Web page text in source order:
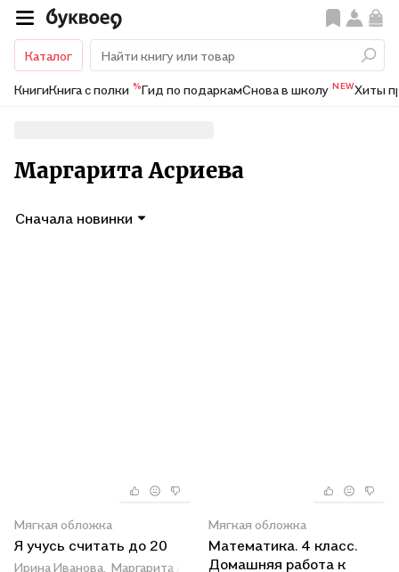
Каталог
КнигиКнига с полки %Гид по подаркамСнова в школу NEWХиты
Маргарита Асриева
Сначала новинки
Мягкая обложка
Я учусь считать до 20
Ирина Иванова, Маргарита Асриева
Мягкая обложка
Математика. 4 класс.
Домашняя работа к